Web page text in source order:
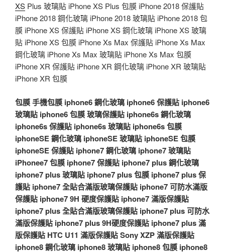
XS Plus 玻璃貼 iPhone XS Plus 包膜 iPhone 2018 保護貼
iPhone 2018 鋼化玻璃 iPhone 2018 玻璃貼 iPhone 2018 包
膜 iPhone XS 保護貼 iPhone XS 鋼化玻璃 iPhone XS 玻璃
貼 iPhone XS 包膜 iPhone Xs Max 保護貼 iPhone Xs Max
鋼化玻璃 iPhone Xs Max 玻璃貼 iPhone Xs Max 包膜
iPhone XR 保護貼 iPhone XR 鋼化玻璃 iPhone XR 玻璃貼
iPhone XR 包膜
包膜手機包膜 iphone6 鋼化玻璃 iphone6 保護貼 iphone6
玻璃貼 iphone6 包膜玻璃保護貼 iphone6s 鋼化玻璃
iphone6s 保護貼 iphone6s 玻璃貼 iphone6s 包膜
iphoneSE 鋼化玻璃 iphoneSE 玻璃貼 iphoneSE 包膜
iphoneSE 保護貼 iphone7 鋼化玻璃 iphone7 玻璃貼
iPhonee7 包膜 iphone7 保護貼 iphone7 plus 鋼化玻璃
iphone7 plus 玻璃貼 iphone7 plus 包膜 iphone7 plus 保
護貼 iphone7 全貼合滿版玻璃保護貼 iphone7 可防水滿版
保護貼 iphone7 9H 硬度保護貼 iphone7 滿版保護貼
iphone7 plus 全貼合滿版玻璃保護貼 iphone7 plus 可防水
滿版保護貼 iphone7 plus 9H硬度保護貼 iphone7 plus 滿
版保護貼 HTC U11 滿版保護貼Sony XZP 滿版保護貼
iphone8 鋼化玻璃 iphone8 玻璃貼 iphone8 包膜 iphone8